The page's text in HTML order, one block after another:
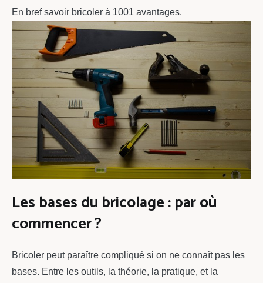
En bref savoir bricoler à 1001 avantages.
Les bases du bricolage : par où
commencer ?
Bricoler peut paraître compliqué si on ne connaît pas les
bases. Entre les outils, la théorie, la pratique, et la